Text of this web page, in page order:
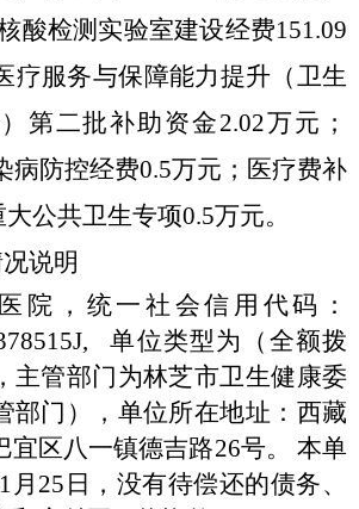
酸检测实验室建设经费151.09
疗服务与保障能力提升（卫生
第二批补助资金2.02万元；
病防控经费0.5万元；医疗费补
公共卫生专项0.5万元。
说明
院，统一社会信用代码：
单位类型为（全额拨
主管部门为林芝市卫生健康委
部门），单位所在地址：西藏
宜区八一镇德吉路26号。 本单
月25日，没有待偿还的债务、